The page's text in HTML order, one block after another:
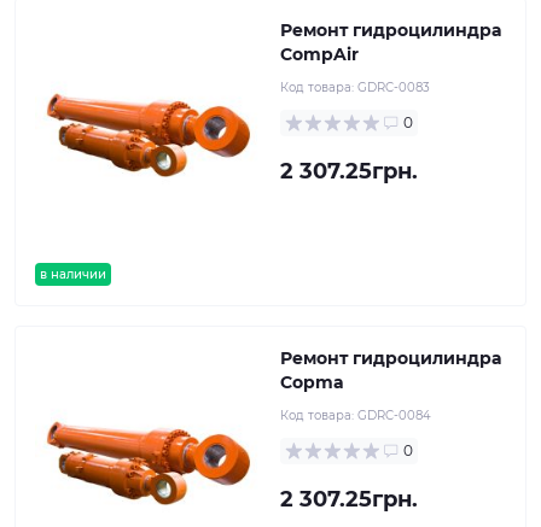
в наличии
Ремонт гидроцилиндра
CompAir
Код товара: GDRC-0083
0
2 307.25грн.
Ремонт гидроцилиндра
Copma
Код товара: GDRC-0084
0
2 307.25грн.